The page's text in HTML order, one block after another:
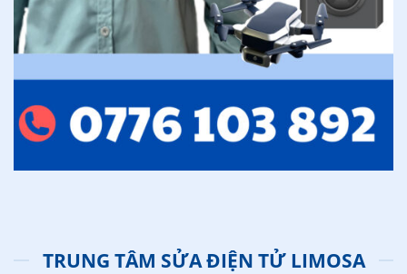
TRUNG TÂM SỬA ĐIỆN TỬ LIMOSA